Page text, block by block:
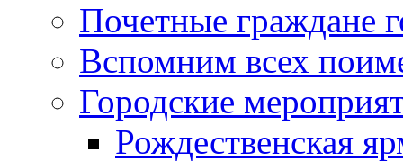
Почетные граждане
Вспомним всех
Городские
Рождественская